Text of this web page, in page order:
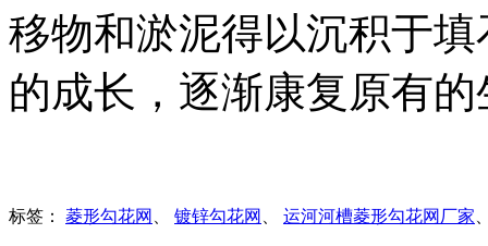
移物和淤泥得以沉积于
的成长，逐渐康复原有
标签： 菱形勾花网 镀锌勾花网 运河河槽菱形勾花网厂家